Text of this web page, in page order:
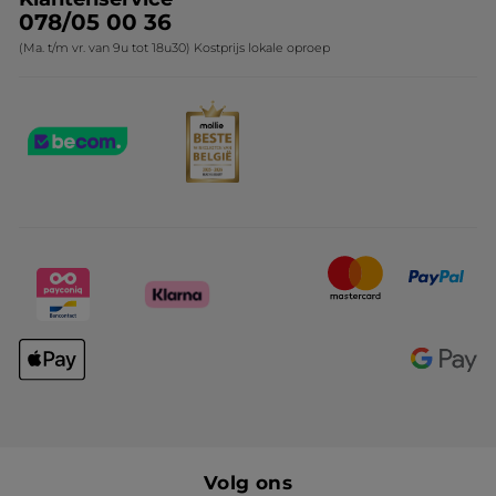
078/05 00 36
(Ma. t/m vr. van 9u tot 18u30) Kostprijs lokale oproep
Volg ons